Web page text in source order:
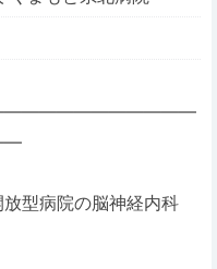
型病院の脳神経内科